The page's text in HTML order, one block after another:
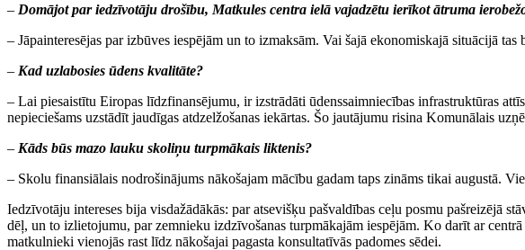
– Domājot par iedzīvotāju drošību, Matkules centra ielā vajadzētu ierīkot ātruma
– Jāpainteresējas par izbūves iespējām un to izmaksām. Vai šajā ekonomiskajā situācijā
– Kad uzlabosies ūdens kvalitāte?
– Lai piesaistītu Eiropas līdzfinansējumu, ir izstrādāti ūdenssaimniecības infrastruktūras
nepieciešams uzstādīt jaudīgas atdzelžošanas iekārtas. Šo jautājumu risina Komunālais
– Kāds būs mazo lauku skoliņu turpmākais liktenis?
– Skolu finansiālais nodrošinājums nākošajam mācību gadam taps zināms tikai augustā.
Iedzīvotāju intereses bija visdažādākās: par atsevišķu pašvaldības ceļu posmu pašreizējā
dēļ, un to izlietojumu, par zemnieku izdzīvošanas turpmākajām iespējām. Ko darīt ar
matkulnieki vienojās rast līdz nākošajai pagasta konsultatīvās padomes sēdei.